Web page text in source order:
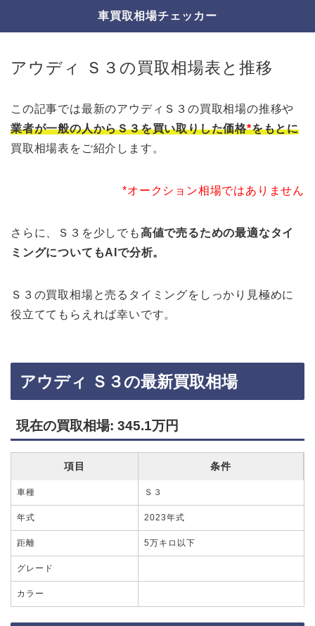
車買取相場チェッカー
アウディ Ｓ３の買取相場表と推移
この記事では最新のアウディＳ３の買取相場の推移や
業者が一般の人からＳ３を買い取りした価格*をもとに
買取相場表をご紹介します。
*オークション相場ではありません
さらに、Ｓ３を少しでも高値で売るための最適なタイ
ミングについてもAIで分析。
Ｓ３の買取相場と売るタイミングをしっかり見極めに
役立ててもらえれば幸いです。
アウディ Ｓ３の最新買取相場
現在の買取相場: 345.1万円
項目 条件
車種 Ｓ３
年式 2023年式
距離 5万キロ以下
グレード
カラー